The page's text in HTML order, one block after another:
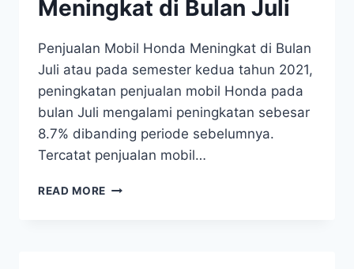
Meningkat di Bulan Juli
Penjualan Mobil Honda Meningkat di Bulan
Juli atau pada semester kedua tahun 2021,
peningkatan penjualan mobil Honda pada
bulan Juli mengalami peningkatan sebesar
8.7% dibanding periode sebelumnya.
Tercatat penjualan mobil…
READ MORE